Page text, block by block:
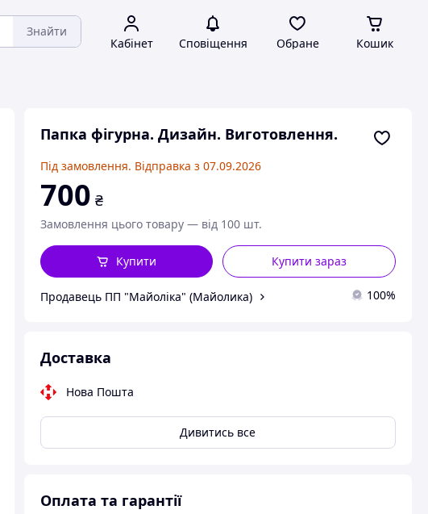
Знайти
Кабінет Сповіщення Обране Кошик
Папка фігурна. Дизайн. Виготовлення.
Під замовлення. Відправка з 07.09.2026
700 ₴
Замовлення цього товару — від 100 шт.
Купити зараз
Купити
Продавець ПП "Майоліка" (Майолика) 100%
Доставка
Нова Пошта
Дивитись все
Оплата та гарантії